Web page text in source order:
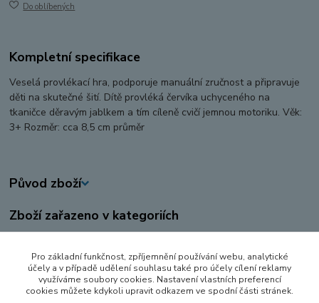
Do oblíbených
Kompletní specifikace
Veselá provlékací hra, podporuje manuální zručnost a připravuje
děti na skutečné šití. Dítě provléká červíka uchyceného na
tkaničce děravým jablkem a tím cíleně cvičí jemnou motoriku. Věk:
3+ Rozměr: cca 8,5 cm průměr
Původ zboží
Zboží zařazeno v kategoriích
DŘEVĚNÉ HRAČKY
DIDAKTICKÉ HRAČKY
Pro základní funkčnost, zpříjemnění používání webu, analytické
účely a v případě udělení souhlasu také pro účely cílení reklamy
využíváme soubory cookies. Nastavení vlastních preferencí
cookies můžete kdykoli upravit odkazem ve spodní části stránek.